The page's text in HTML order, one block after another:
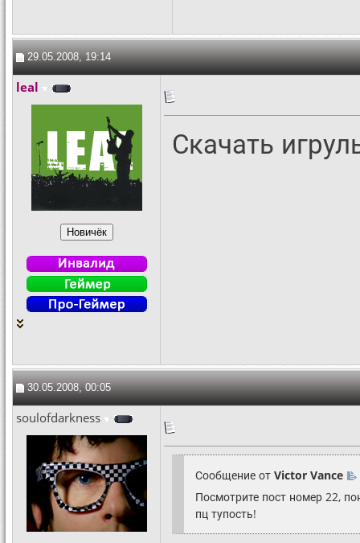
29.05.2008, 19:14
leal
Скачать
30.05.2008, 00:05
soulofdarkness
Сообщение от Victor Vance
Посмотрите пост номер 22,
пц тупость!